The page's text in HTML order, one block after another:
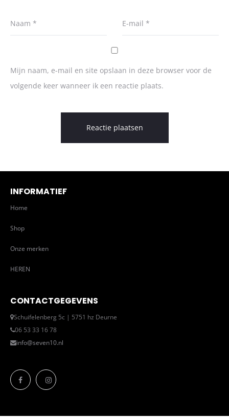
Naam * E-mail *
Mijn naam, e-mail en site opslaan in deze browser voor de
volgende keer wanneer ik een reactie plaats.
INFORMATIEF
Home
Shop
Onze merken
HEREN
CONTACTGEGEVENS
Schuifelenberg 5c | 5751 hz Deurne
06 53 33 16 78
info@seven10.nl